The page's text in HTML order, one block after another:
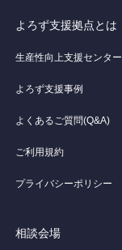
よろず支援拠点とは
生産性向上支援センター
よろず支援事例
よくあるご質問(Q&A)
ご利用規約
プライバシーポリシー
相談会場